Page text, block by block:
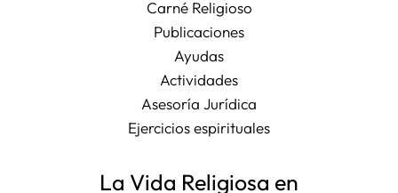
Carné Religioso
Publicaciones
Ayudas
Actividades
Asesoría Jurídica
Ejercicios espirituales
La Vida Religiosa en